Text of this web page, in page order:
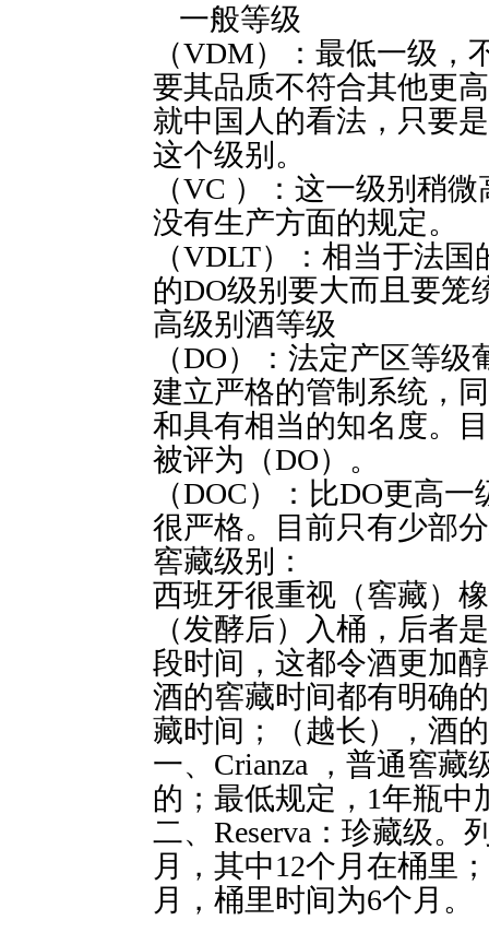
一般等级
（VDM）：最低一级
要其品质不符合其他更
就中国人的看法，只要
这个级别。
（VC ）：这一级别稍
没有生产方面的规定。
（VDLT）：相当于法
的DO级别要大而且要
高级别酒等级
（DO）：法定产区等
建立严格的管制系统，
和具有相当的知名度。
被评为（DO）。
（DOC）：比DO更高
很严格。目前只有少部
窖藏级别：
西班牙很重视（窖藏）
（发酵后）入桶，后者
段时间，这都令酒更加
酒的窖藏时间都有明确
藏时间；（越长），酒
一、Crianza ，普通窖
的；最低规定，1年瓶中
二、Reserva：珍藏级。
月，其中12个月在桶里
月，桶里时间为6个月。